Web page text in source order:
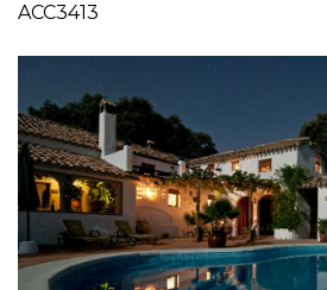
ACC3413